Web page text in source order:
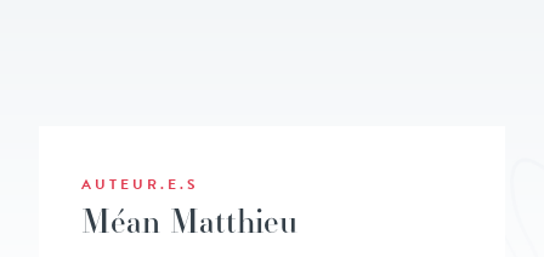
AUTEUR.E.S
Méan Matthieu